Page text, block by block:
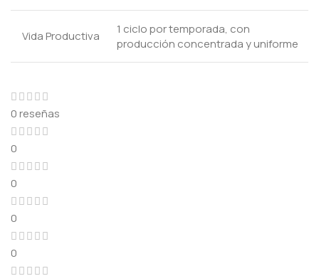
Vida Productiva
1 ciclo por temporada, con
producción concentrada y uniforme
0 reseñas
0
0
0
0